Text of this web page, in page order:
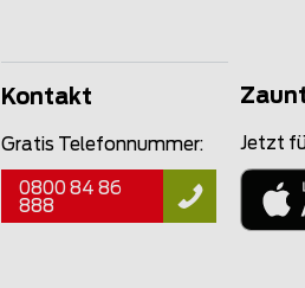
Kontakt
Gratis Telefonnummer:
0800 84 86
888
Jetzt